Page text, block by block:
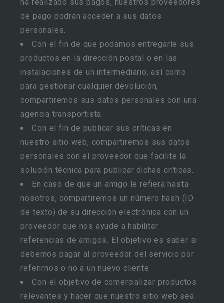
ha realizado sus pagos, nuestros proveedores
de pago podrán acceder a sus datos
personales.
Con el fin de que podamos entregarle sus
productos en la dirección postal o en las
instalaciones de un intermediario, así como
para gestionar cualquier devolución,
compartiremos sus datos personales con una
agencia transportista.
Con el fin de publicar sus críticas en
nuestro sitio web, compartiremos sus datos
personales con el proveedor que facilite la
solución técnica para publicar dichas críticas.
En caso de que un amigo le refiera hasta
nosotros, compartiremos un número hash (ID
de texto) de su dirección electrónica con un
proveedor que nos ayude a habilitar
referencias de amigos. El objetivo es saber si
debemos pagar al proveedor del servicio por
referirnos o no a un nuevo cliente.
Con el objetivo de comercializar productos
relevantes y hacer que nuestro sitio web sea